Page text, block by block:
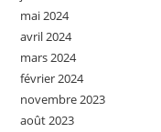
mai 2024
avril 2024
mars 2024
février 2024
novembre 2023
août 2023